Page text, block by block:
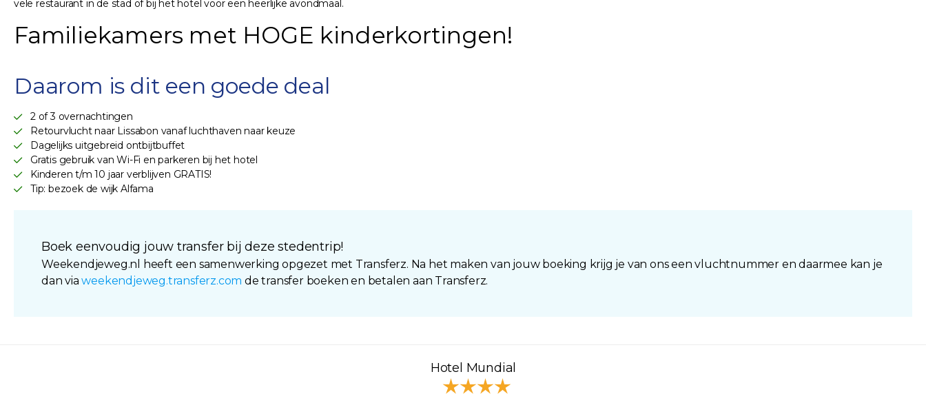
vele restaurant in de stad of bij het hotel voor een heerlijke avondmaal.
Familiekamers met HOGE kinderkortingen!
Daarom is dit een goede deal
2 of 3 overnachtingen
Retourvlucht naar Lissabon vanaf luchthaven naar keuze
Dagelijks uitgebreid ontbijtbuffet
Gratis gebruik van Wi-Fi en parkeren bij het hotel
Kinderen t/m 10 jaar verblijven GRATIS!
Tip: bezoek de wijk Alfama
Boek eenvoudig jouw transfer bij deze stedentrip!
Weekendjeweg.nl heeft een samenwerking opgezet met Transferz. Na het maken van jouw boeking krijg je van ons een vluchtnummer en daarmee kan je
dan viaweekendjeweg.transferz.comde transfer boeken en betalen aan Transferz.
Hotel Mundial